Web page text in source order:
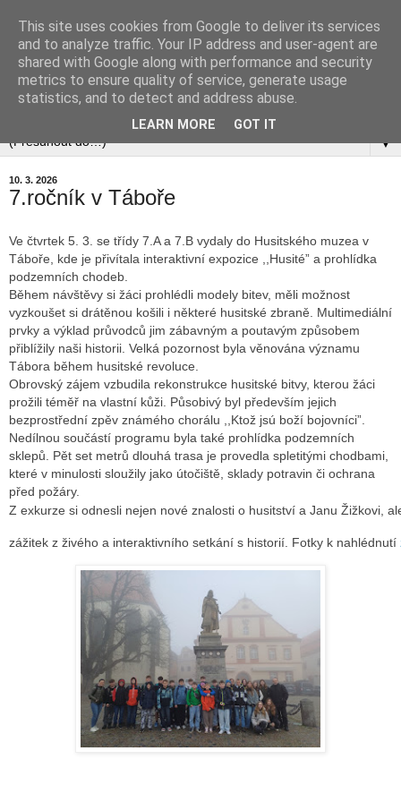
▼
10. 3. 2026
7.ročník v Táboře
Ve čtvrtek 5. 3. se třídy 7.A a 7.B vydaly do Husitského muzea v
Táboře, kde je přivítala interaktivní expozice ,,Husité” a prohlídka
podzemních chodeb.
Během návštěvy si žáci prohlédli modely bitev, měli možnost
vyzkoušet si drátěnou košili i některé husitské zbraně. Multimediální
prvky a výklad průvodců jim zábavným a poutavým způsobem
přiblížily naši historii. Velká pozornost byla věnována významu
Tábora během husitské revoluce.
Obrovský zájem vzbudila rekonstrukce husitské bitvy, kterou žáci
prožili téměř na vlastní kůži. Působivý byl především jejich
bezprostřední zpěv známého chorálu ,,Ktož jsú boží bojovníci”.
Nedílnou součástí programu byla také prohlídka podzemních
sklepů. Pět set metrů dlouhá trasa je provedla spletitými chodbami,
které v minulosti sloužily jako útočiště, sklady potravin či ochrana
před požáry.
Z exkurze si odnesli nejen nové znalosti o husitství a Janu Žižkovi,
zážitek z živého a interaktivního setkání s historií. Fotky k nahlédnutí
This site uses cookies from Google to deliver its services
and to analyze traffic. Your IP address and user-agent are
shared with Google along with performance and security
metrics to ensure quality of service, generate usage
statistics, and to detect and address abuse.
LEARN MORE GOT IT